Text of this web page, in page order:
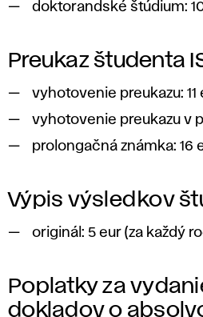
doktorandské štúdium:
Preukaz študenta
vyhotovenie preukazu: 11
vyhotovenie preukazu v
prolongačná známka: 16
Výpis výsledkov
originál: 5 eur (za každý
Poplatky za
dokladov o